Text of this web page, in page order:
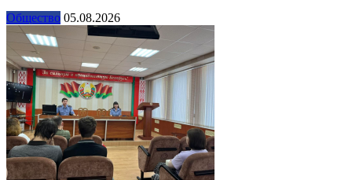
Общество 05.08.2026